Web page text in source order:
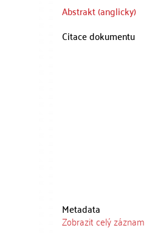
Abstrakt (anglicky)
Citace dokumentu
Metadata
Zobrazit celý záznam